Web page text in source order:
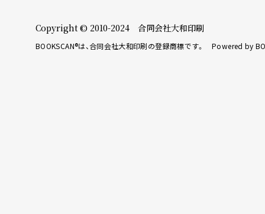
Copyright © 2010-2024 合同会社大和印刷
BOOKSCAN®は、合同会社大和印刷の登録商標です。 Powered by